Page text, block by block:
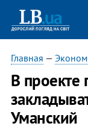
Главная —
В проекте
Уманский